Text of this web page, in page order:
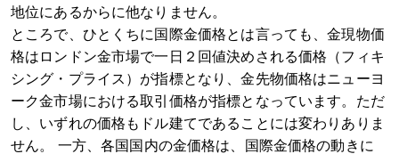
地位にあるからに他なりません。
ところで、ひとくちに国際金価格とは言っても、金現物価
格はロンドン金市場で一日２回値決めされる価格（フィキ
シング・プライス）が指標となり、金先物価格はニューヨ
ーク金市場における取引価格が指標となっています。ただ
し、いずれの価格もドル建てであることには変わりありま
せん。 一方、各国国内の金価格は、国際金価格の動きに